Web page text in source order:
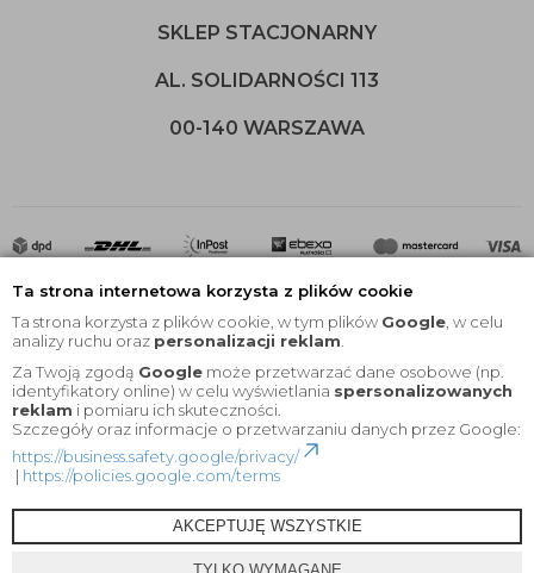
Ta strona internetowa korzysta z plików cookie
Ta strona korzysta z plików cookie, w tym plików Google , w celu
analizy ruchu oraz personalizacji reklam
Za Twoją zgodą Google może przetwarzać dane osobowe (np.
identyfikatory online) w celu wyświetlania spersonalizowanych
reklam i pomiaru ich skuteczności.
Szczegóły oraz informacje o przetwarzaniu danych przez Google:
https://business.safety.google/privacy/
| https://policies.google.com/terms
AKCEPTUJĘ WSZYSTKIE
SKLEP STACJONARNY
AL. SOLIDARNOŚCI 113
00-140 WARSZAWA
2020 © Wszelkie Prawa Zastrzeżone |KEYfabrics
Projekt i oprogramowanie sklepu: